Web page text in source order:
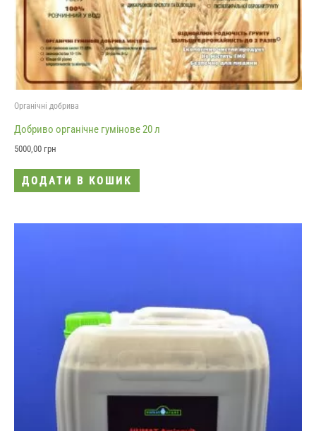
Органічні добрива
Добриво органічне гумінове 20 л
5000,00 грн
ДОДАТИ В КОШИК